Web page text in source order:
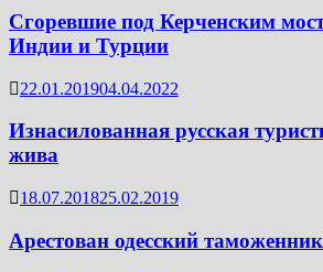
Сгоревшие под Керченским
Индии и Турции
22.01.201904.04.2022
Изнасилованная русская
жива
18.07.201825.02.2019
Арестован одесский